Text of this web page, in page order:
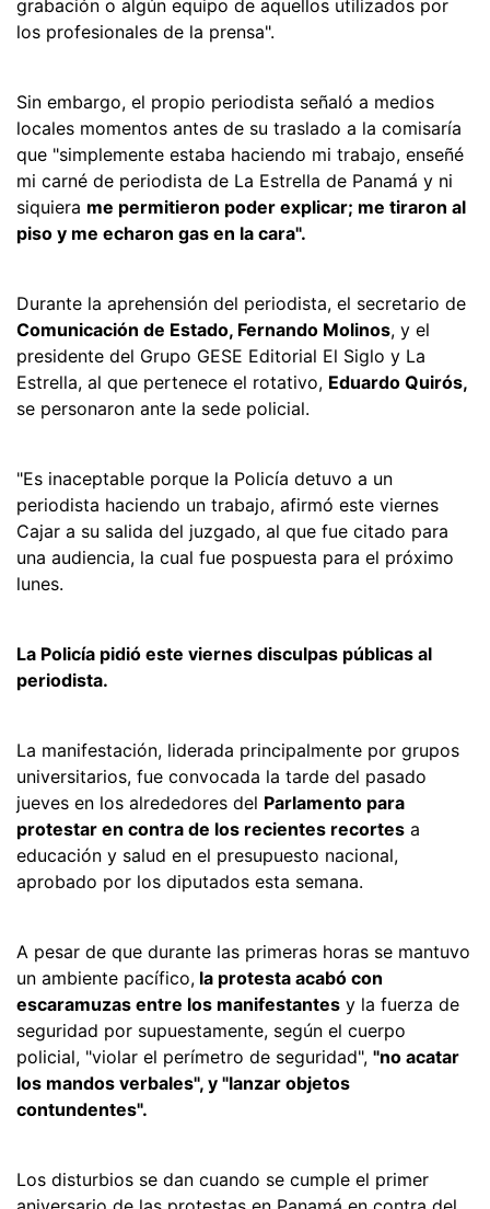
grabación o algún equipo de aquellos utilizados por
los profesionales de la prensa".
Sin embargo, el propio periodista señaló a medios
locales momentos antes de su traslado a la comisaría
que "simplemente estaba haciendo mi trabajo, enseñé
mi carné de periodista de La Estrella de Panamá y ni
siquiera me permitieron poder explicar; me tiraron al
piso y me echaron gas en la cara".
Durante la aprehensión del periodista, el secretario de
Comunicación de Estado, Fernando Molinos, y el
presidente del Grupo GESE Editorial El Siglo y La
Estrella, al que pertenece el rotativo, Eduardo Quirós,
se personaron ante la sede policial.
"Es inaceptable porque la Policía detuvo a un
periodista haciendo un trabajo, afirmó este viernes
Cajar a su salida del juzgado, al que fue citado para
una audiencia, la cual fue pospuesta para el próximo
lunes.
La Policía pidió este viernes disculpas públicas al
periodista.
La manifestación, liderada principalmente por grupos
universitarios, fue convocada la tarde del pasado
jueves en los alrededores del Parlamento para
protestar en contra de los recientes recortes a
educación y salud en el presupuesto nacional,
aprobado por los diputados esta semana.
A pesar de que durante las primeras horas se mantuvo
un ambiente pacífico, la protesta acabó con
escaramuzas entre los manifestantes y la fuerza de
seguridad por supuestamente, según el cuerpo
policial, "violar el perímetro de seguridad", "no acatar
los mandos verbales", y "lanzar objetos
contundentes".
Los disturbios se dan cuando se cumple el primer